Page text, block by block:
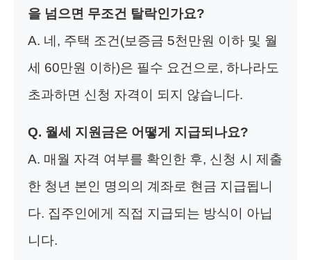
을 넘으면 무조건 탈락인가요?
A. 네, 주택 조건(보증금 5천만원 이하 및 월
세 60만원 이하)은 필수 요건으로, 하나라도
초과하면 신청 자격이 되지 않습니다.
Q. 월세 지원금은 어떻게 지급되나요?
A. 매월 자격 여부를 확인한 후, 신청 시 제출
한 청년 본인 명의의 계좌로 현금 지급됩니
다. 집주인에게 직접 지급되는 방식이 아닙
니다.